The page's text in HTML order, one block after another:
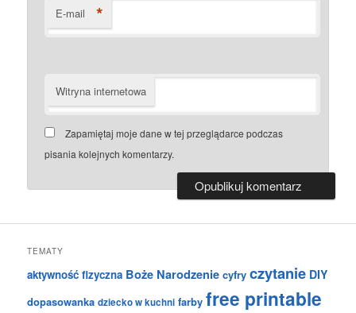
E-mail *
Witryna internetowa
Zapamiętaj moje dane w tej przeglądarce podczas
pisania kolejnych komentarzy.
TEMATY
aktywność fizyczna Boże Narodzenie cyfry czytanie DIY
dopasowanka dziecko w kuchni farby free printable